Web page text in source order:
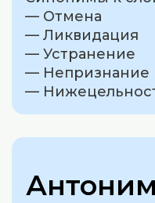
— Отмена
— Ликвидация
— Устранение
— Непризнание
—